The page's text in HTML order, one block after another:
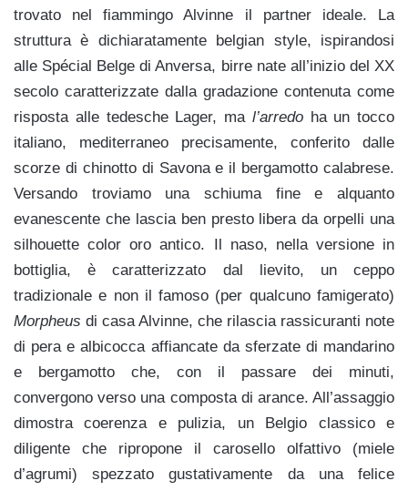
trovato nel fiammingo Alvinne il partner ideale. La
struttura è dichiaratamente belgian style, ispirandosi
alle Spécial Belge di Anversa, birre nate all’inizio del XX
secolo caratterizzate dalla gradazione contenuta come
risposta alle tedesche Lager, ma l’arredoha un tocco
italiano, mediterraneo precisamente, conferito dalle
scorze di chinotto di Savona e il bergamotto calabrese.
Versando troviamo una schiuma fine e alquanto
evanescente che lascia ben presto libera da orpelli una
silhouette color oro antico. Il naso, nella versione in
bottiglia, è caratterizzato dal lievito, un ceppo
tradizionale e non il famoso (per qualcuno famigerato)
Morpheus di casa Alvinne, che rilascia rassicuranti note
di pera e albicocca affiancate da sferzate di mandarino
e bergamotto che, con il passare dei minuti,
convergono verso una composta di arance. All’assaggio
dimostra coerenza e pulizia, un Belgio classico e
diligente che ripropone il carosello olfattivo (miele
d’agrumi) spezzato gustativamente da una felice